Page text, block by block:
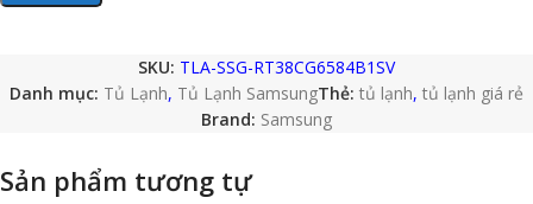
SKU: TLA-SSG-RT38CG6584B1SV
Danh mục: Tủ Lạnh, Tủ Lạnh SamsungThẻ: tủ lạnh, tủ lạnh giá rẻ
Brand: Samsung
Sản phẩm tương tự